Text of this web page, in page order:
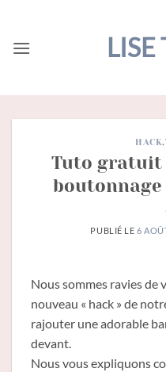
contenu
LISE
HACK,
Tuto gratuit
PUBLIÉ LE 6
Nous sommes ravies de
nouveau « hack » de
rajouter une adorable
devant.
Nous vous expliquons